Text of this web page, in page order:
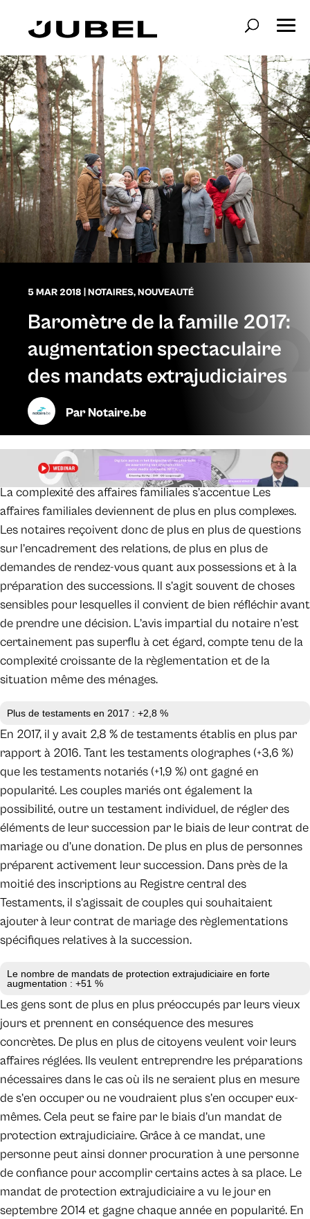
5 MAR 2018 NOTAIRES,NOUVEAUTÉ
Baromètre de la famille 2017:
augmentation spectaculaire
des mandats extrajudiciaires
ParNotaire.be
La complexité des affaires familiales s’accentue Les
affaires familiales deviennent de plus en plus complexes.
Les notaires reçoivent donc de plus en plus de questions
sur l’encadrement des relations, de plus en plus de
demandes de rendez-vous quant aux possessions et à la
préparation des successions. Il s’agit souvent de choses
sensibles pour lesquelles il convient de bien réfléchir avant
de prendre une décision. L’avis impartial du notaire n’est
certainement pas superflu à cet égard, compte tenu de la
complexité croissante de la règlementation et de la
situation même des ménages.
Plus de testaments en 2017 : +2,8 %
En 2017, il y avait 2,8 % de testaments établis en plus par
rapport à 2016. Tant les testaments olographes (+3,6 %)
que les testaments notariés (+1,9 %) ont gagné en
popularité. Les couples mariés ont également la
possibilité, outre un testament individuel, de régler des
éléments de leur succession par le biais de leur contrat de
mariage ou d’une donation. De plus en plus de personnes
préparent activement leur succession. Dans près de la
moitié des inscriptions au Registre central des
Testaments, il s’agissait de couples qui souhaitaient
ajouter à leur contrat de mariage des règlementations
spécifiques relatives à la succession.
Le nombre de mandats de protection extrajudiciaire en forte
augmentation : +51 %
Les gens sont de plus en plus préoccupés par leurs vieux
jours et prennent en conséquence des mesures
concrètes. De plus en plus de citoyens veulent voir leurs
affaires réglées. Ils veulent entreprendre les préparations
nécessaires dans le cas où ils ne seraient plus en mesure
de s’en occuper ou ne voudraient plus s’en occuper eux-
mêmes. Cela peut se faire par le biais d’un mandat de
protection extrajudiciaire. Grâce à ce mandat, une
personne peut ainsi donner procuration à une personne
de confiance pour accomplir certains actes à sa place. Le
mandat de protection extrajudiciaire a vu le jour en
septembre 2014 et gagne chaque année en popularité. En